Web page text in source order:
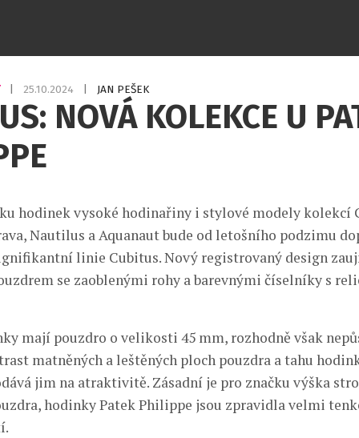
25.10.2024 JAN PEŠEK
NOVÁ KOLEKCE U
hodinek vysoké hodinařiny i stylové modely kolekcí
Nautilus a Aquanaut bude od letošního podzimu
linie Cubitus. Nový registrovaný design
se zaoblenými rohy a barevnými číselníky s
mají pouzdro o velikosti 45 mm, rozhodně však
matněných a leštěných ploch pouzdra a tahu
jim na atraktivitě. Zásadní je pro značku výška
hodinky Patek Philippe jsou zpravidla velmi